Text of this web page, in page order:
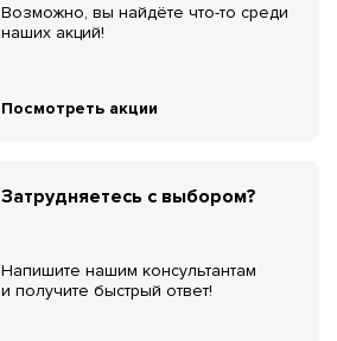
Возможно, вы найдёте что-то среди
наших акций!
Посмотреть акции
Затрудняетесь с выбором?
Напишите нашим консультантам
и получите быстрый ответ!